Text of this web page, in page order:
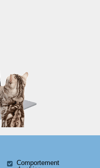
Comportement